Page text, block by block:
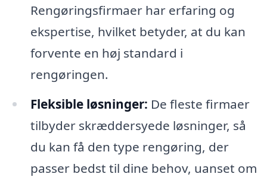
Rengøringsfirmaer har erfaring og
ekspertise, hvilket betyder, at du kan
forvente en høj standard i
rengøringen.
Fleksible løsninger: De fleste firmaer
tilbyder skræddersyede løsninger, så
du kan få den type rengøring, der
passer bedst til dine behov, uanset om